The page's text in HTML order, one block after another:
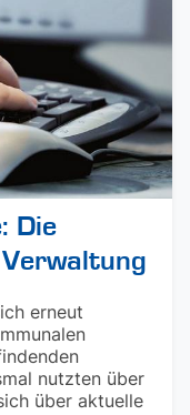
Die
erneut
nutzten über
über aktuelle